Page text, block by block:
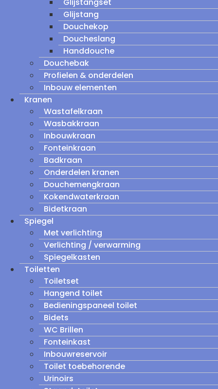
Glijstang
Douchekop
Doucheslang
Handdouche
Douchebak
Profielen & onderdelen
Inbouw elementen
Kranen
Wastafelkraan
Wasbakkraan
Inbouwkraan
Fonteinkraan
Badkraan
Onderdelen kranen
Douchemengkraan
Kokendwaterkraan
Bidetkraan
Spiegel
Met verlichting
Verlichting / verwarming
Spiegelkasten
Toiletten
Toiletset
Hangend toilet
Bedieningspaneel toilet
Bidets
WC Brillen
Fonteinkast
Inbouwreservoir
Toilet toebehorende
Urinoirs